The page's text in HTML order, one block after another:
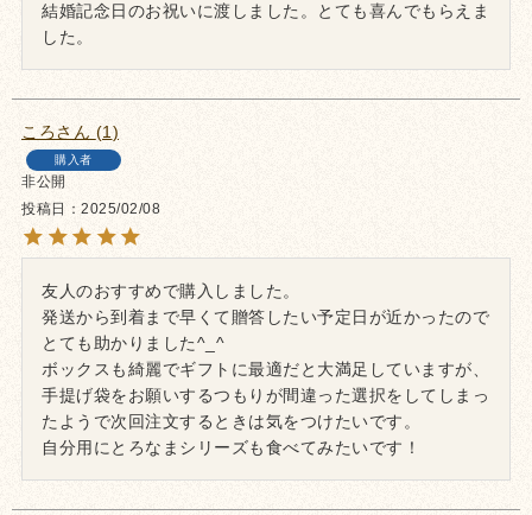
結婚記念日のお祝いに渡しました。とても喜んでもらえま
した。
ころ 1
購入者
非公開
投稿日
2025/02/08
友人のおすすめで購入しました。
発送から到着まで早くて贈答したい予定日が近かったので
とても助かりました^_^
ボックスも綺麗でギフトに最適だと大満足していますが、
手提げ袋をお願いするつもりが間違った選択をしてしまっ
たようで次回注文するときは気をつけたいです。
自分用にとろなまシリーズも食べてみたいです！